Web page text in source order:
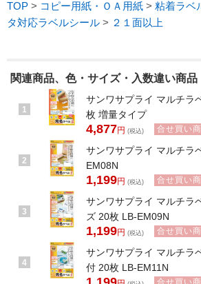
TOP > コピー用紙・ＯＡ用紙 > 粘着ラベ
タ対応ラベルシール > ２１面以上
関連商品、色・サイズ・入数違い商品
1
サンワサプライ マルチラ
枚 増量タイプ
4,877円 (税込) 合せ買い
2
サンワサプライ マルチラ
EM08N
1,199円 (税込) 合せ買い
3
サンワサプライ マルチラ
ズ 20枚 LB-EM09N
1,199円 (税込) 合せ買い
4
サンワサプライ マルチラ
付 20枚 LB-EM11N